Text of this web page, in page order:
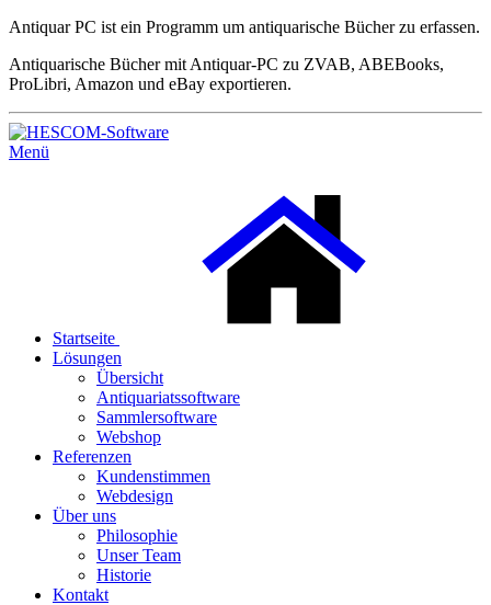
Antiquar PC ist ein Programm um antiquarische Bücher zu erfassen.
Antiquarische Bücher mit Antiquar-PC zu ZVAB, ABEBooks,
ProLibri, Amazon und eBay exportieren.
Menü
Startseite
Lösungen
Übersicht
Antiquariatssoftware
Sammlersoftware
Webshop
Referenzen
Kundenstimmen
Webdesign
Über uns
Philosophie
Unser Team
Historie
Kontakt